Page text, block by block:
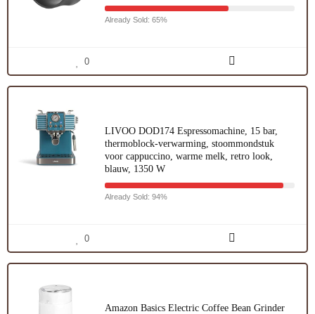
Already Sold: 65%
0
LIVOO DOD174 Espressomachine, 15 bar,
thermoblock-verwarming, stoommondstuk
voor cappuccino, warme melk, retro look,
blauw, 1350 W
Already Sold: 94%
0
Amazon Basics Electric Coffee Bean Grinder